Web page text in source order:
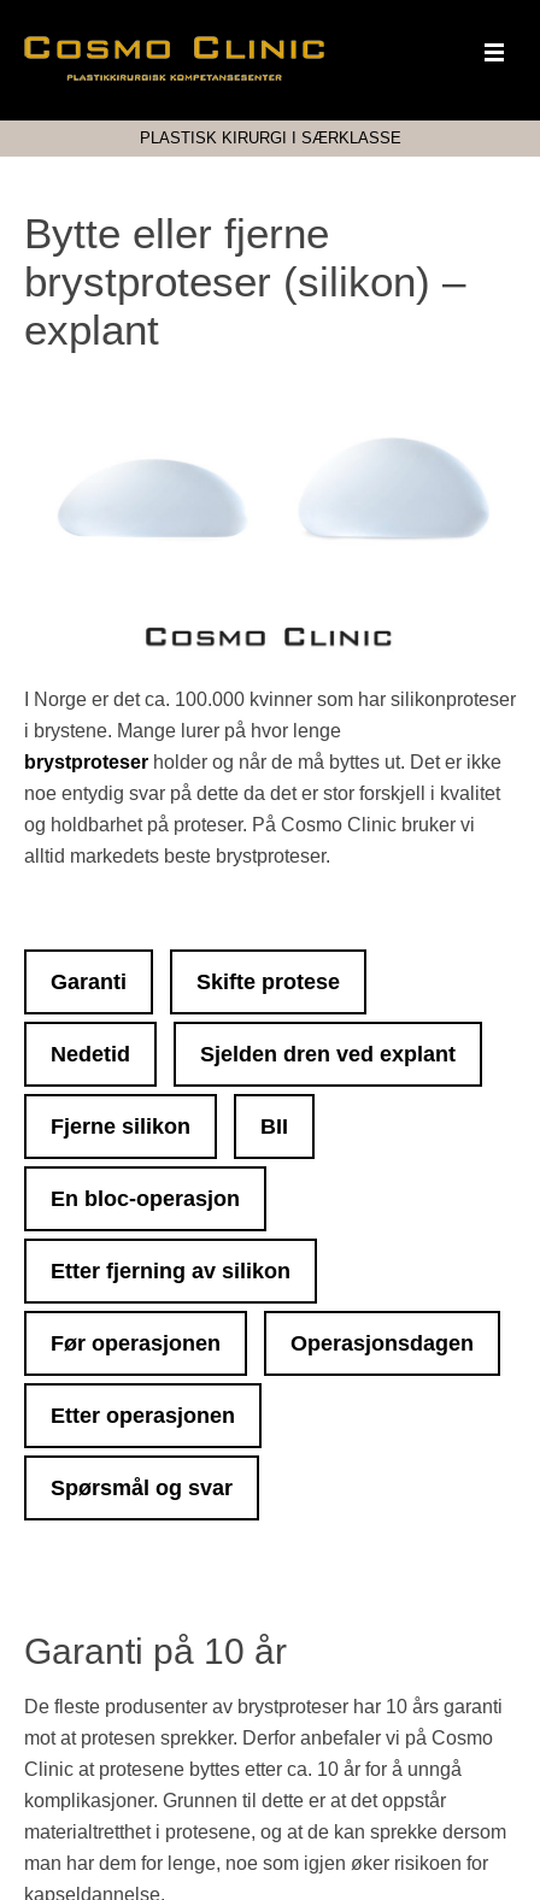
PLASTISK KIRURGI I SÆRKLASSE
Bytte eller fjerne
brystproteser (silikon) –
explant
I Norge er det ca. 100.000 kvinner som har silikonproteser
i brystene. Mange lurer på hvor lenge
brystproteser holder og når de må byttes ut. Det er ikke
noe entydig svar på dette da det er stor forskjell i kvalitet
og holdbarhet på proteser. På Cosmo Clinic bruker vi
alltid markedets beste brystproteser.
Garanti Skifte protese
Nedetid Sjelden dren ved explant
Fjerne silikon BII
En bloc-operasjon
Etter fjerning av silikon
Før operasjonen Operasjonsdagen
Etter operasjonen
Spørsmål og svar
Garanti på 10 år
De fleste produsenter av brystproteser har 10 års garanti
mot at protesen sprekker. Derfor anbefaler vi på Cosmo
Clinic at protesene byttes etter ca. 10 år for å unngå
komplikasjoner. Grunnen til dette er at det oppstår
materialtretthet i protesene, og at de kan sprekke dersom
man har dem for lenge, noe som igjen øker risikoen for
kapseldannelse.